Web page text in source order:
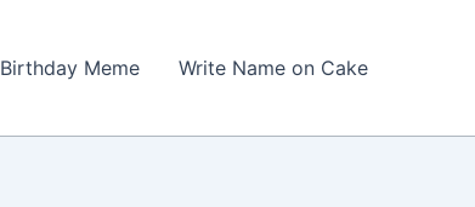
Birthday Meme Write Name on Cake